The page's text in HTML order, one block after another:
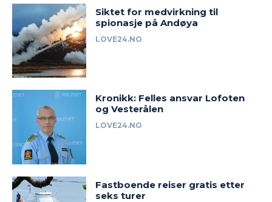
Siktet for medvirkning til
spionasje på Andøya
LOVE24.NO
Kronikk: Felles ansvar Lofoten
og Vesterålen
LOVE24.NO
Fastboende reiser gratis etter
seks turer